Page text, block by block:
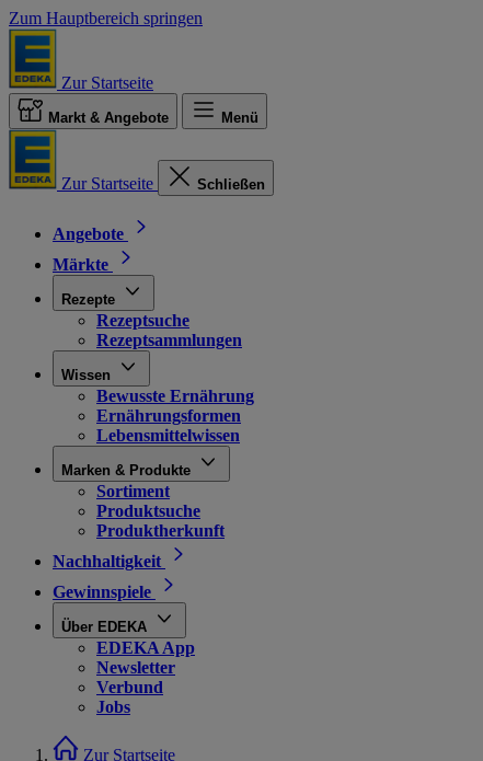
Zum Hauptbereich springen
Zur Startseite
Markt & Angebote Menü
Zur Startseite Schließen
Angebote
Märkte
Rezepte
Rezeptsuche
Rezeptsammlungen
Wissen
Bewusste Ernährung
Ernährungsformen
Lebensmittelwissen
Marken & Produkte
Sortiment
Produktsuche
Produktherkunft
Nachhaltigkeit
Gewinnspiele
Über EDEKA
EDEKA App
Newsletter
Verbund
Jobs
Zur Startseite